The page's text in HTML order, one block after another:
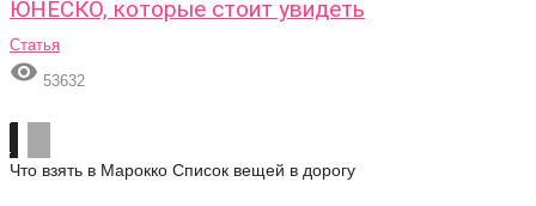
ЮНЕСКО, которые стоит увидеть
Статья
 53632
Что взять в Марокко Список вещей в дорогу